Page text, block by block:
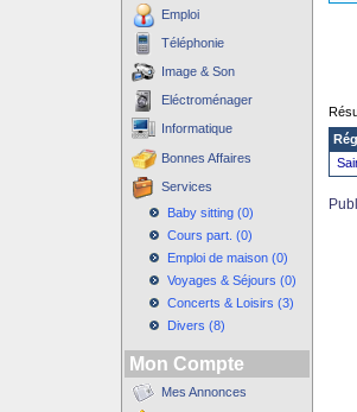
Emploi
Téléphonie
Image & Son
Eléctroménager
Informatique
Bonnes Affaires
Services
Baby sitting (0)
Cours part. (0)
Emploi de maison (0)
Voyages & Séjours (0)
Concerts & Loisirs (3)
Divers (8)
Mon Compte
Mes Annonces